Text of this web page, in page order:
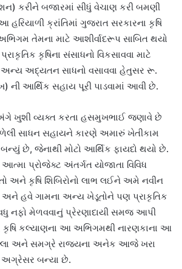
કરીને બજારમાં સીધું વેચાણ કરી બમણી
હરિયાળી ક્રાંતિમાં ગુજરાત સરકારના કૃષિ
તેમના માટે આશીર્વાદરૂપ સાબિત થયો
કૃષિના સંસાધનો વિકસાવવા માટે
અદ્યતન સાધનો વસાવવા હેતુસર રૂ.
ની આર્થિક સહાય પૂરી પાડવામાં આવી છે.
ખુશી વ્યક્ત કરતા હસમુખભાઈ જણાવે છે
સાધન સહાયને કારણે અમારું ખેતીકામ
છે, જેનાથી મોટો આર્થિક ફાયદો થયો છે.
પ્રોજેક્ટ અંતર્ગત યોજાતા વિવિધ
અને કૃષિ શિબિરોનો લાભ લઈને અમે નવીન
અને હવે ગામના અન્ય ખેડૂતોને પણ પ્રાકૃતિક
વધુ નફો મેળવવાનું પ્રેરણાદાયી સમજ આપી
કૃષિ કલ્યાણના આ અભિગમથી નારણકાના આ
અને સમગ્રે રાજ્યના અનેક આજે ખરા
અગ્રેસર બન્યા છે.